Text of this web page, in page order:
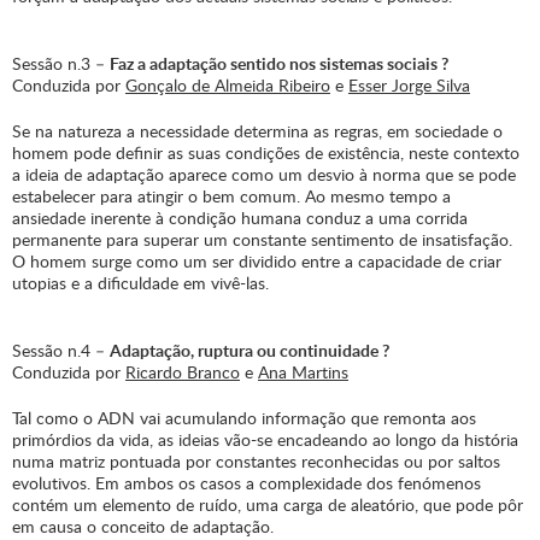
Sessão n.3 – Faz a adaptação sentido nos sistemas sociais ?
Conduzida por Gonçalo de Almeida Ribeiro e Esser Jorge Silva
Se na natureza a necessidade determina as regras, em sociedade o
homem pode definir as suas condições de existência, neste contexto
a ideia de adaptação aparece como um desvio à norma que se pode
estabelecer para atingir o bem comum. Ao mesmo tempo a
ansiedade inerente à condição humana conduz a uma corrida
permanente para superar um constante sentimento de insatisfação.
O homem surge como um ser dividido entre a capacidade de criar
utopias e a dificuldade em vivê-las.
Sessão n.4 – Adaptação, ruptura ou continuidade ?
Conduzida por Ricardo Branco e Ana Martins
Tal como o ADN vai acumulando informação que remonta aos
primórdios da vida, as ideias vão-se encadeando ao longo da história
numa matriz pontuada por constantes reconhecidas ou por saltos
evolutivos. Em ambos os casos a complexidade dos fenómenos
contém um elemento de ruído, uma carga de aleatório, que pode pôr
em causa o conceito de adaptação.